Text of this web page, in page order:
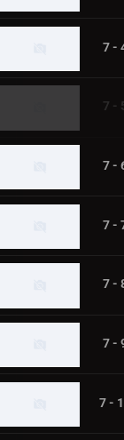
7 -
7 -
7 -
7 -
7 -
7 -
7 -